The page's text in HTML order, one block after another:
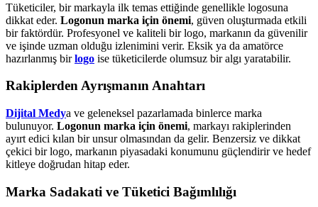
Tüketiciler, bir markayla ilk temas ettiğinde genellikle logosuna
dikkat eder. Logonun marka için önemi, güven oluşturmada etkili
bir faktördür. Profesyonel ve kaliteli bir logo, markanın da güvenilir
ve işinde uzman olduğu izlenimini verir. Eksik ya da amatörce
hazırlanmış birlogo ise tüketicilerde olumsuz bir algı yaratabilir.
Rakiplerden Ayrışmanın Anahtarı
Dijital Medya ve geleneksel pazarlamada binlerce marka
bulunuyor. Logonun marka için önemi, markayı rakiplerinden
ayırt edici kılan bir unsur olmasından da gelir. Benzersiz ve dikkat
çekici bir logo, markanın piyasadaki konumunu güçlendirir ve hedef
kitleye doğrudan hitap eder.
Marka Sadakati ve Tüketici Bağımlılığı